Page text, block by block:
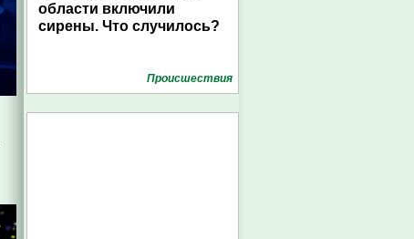
области включили
сирены. Что случилось?
Проиcшествия